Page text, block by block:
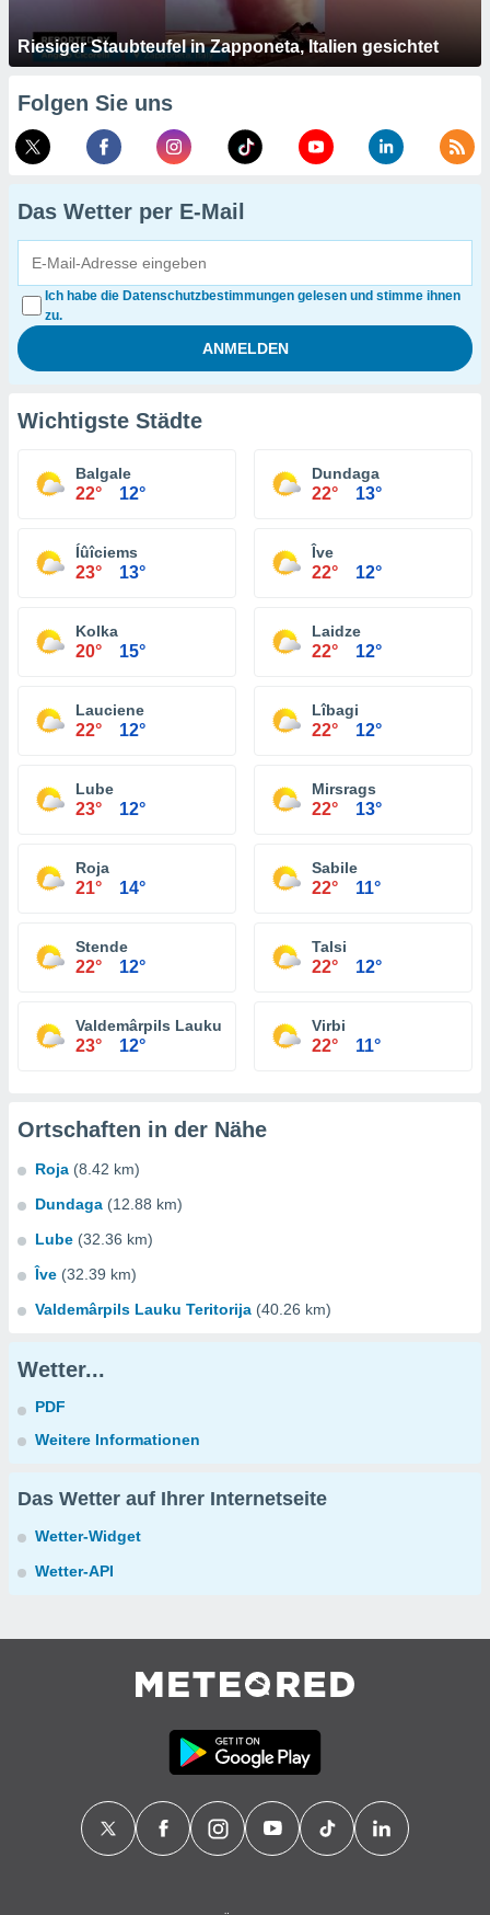
Riesiger Staubteufel in Zapponeta, Italien gesichtet
Folgen Sie uns
Das Wetter per E-Mail
Ich habe die Datenschutzbestimmungen gelesen und stimme ihnen
zu.
Wichtigste Städte
Balgale
22° 12°
Dundaga
22° 13°
Íûîciems
23° 13°
Îve
22° 12°
Kolka
20° 15°
Laidze
22° 12°
Lauciene
22° 12°
Lîbagi
22° 12°
Lube
23° 12°
Mirsrags
22° 13°
Roja
21° 14°
Sabile
22° 11°
Stende
22° 12°
Talsi
22° 12°
Valdemârpils Lauku Teritorija
23° 12°
Virbi
22° 11°
Ortschaften in der Nähe
Roja (8.42 km)
Dundaga (12.88 km)
Lube (32.36 km)
Îve (32.39 km)
Valdemârpils Lauku Teritorija (40.26 km)
Wetter...
PDF
Weitere Informationen
Das Wetter auf Ihrer Internetseite
Wetter-Widget
Wetter-API